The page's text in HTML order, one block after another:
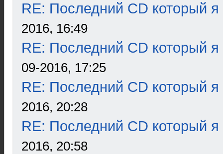
RE: Последний CD который я
2016, 16:49
RE: Последний CD который я
09-2016, 17:25
RE: Последний CD который я
2016, 20:28
RE: Последний CD который я
2016, 20:58